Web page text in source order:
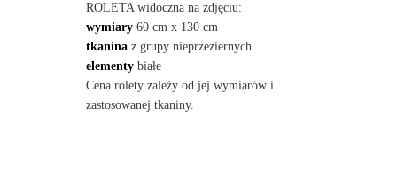
ROLETA widoczna na zdjęciu:
wymiary60 cm x 130 cm
tkaninaz grupy nieprzeziernych
elementybiałe
Cena rolety zależy od jej wymiarów i
zastosowanej tkaniny.